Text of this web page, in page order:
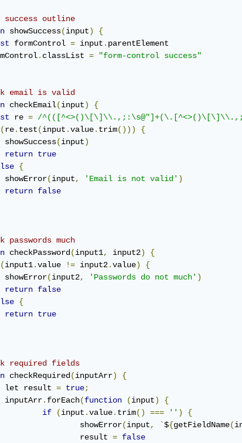
success outline
showSuccess(input)
{
formControl = input . parentElement
. classList =
"form-control success"
email is valid
checkEmail(input)
{
re = /
(re. test(input .value. trim()))
{
showSuccess
(input)
return true
{
showError
(input, 'Email is not valid' )
return false
passwords much
checkPassword (input1, input2)
{
(input1.value != input2.value)
{
showError
(input2, 'Passwords do not much' )
return false
{
return true
required fields
checkRequired (inputArr)
{
	let result
= true;
	inputArr
. forEach(function (input)
{
if
(input .value. trim() === '' )
{
			showError
(input, `${getFieldName(
			result
= false